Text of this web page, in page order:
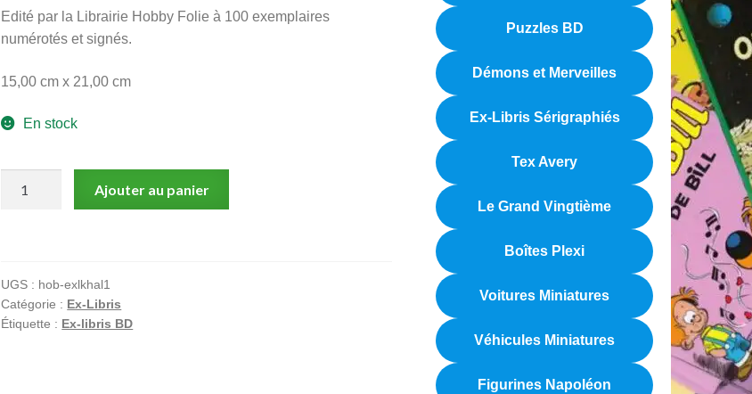
Edité par la Librairie Hobby Folie à 100 exemplaires
numérotés et signés.
15,00 cm x 21,00 cm
En stock
chroniques
de
Centrum,
Ajouter au panier
UGS : hob-exlkhal1
Catégorie : Ex-Libris
Étiquette : Ex-libris BD
Puzzles BD
Démons et Merveilles
Ex-Libris Sérigraphiés
Tex Avery
Le Grand Vingtième
Boîtes Plexi
Voitures Miniatures
Véhicules Miniatures
Figurines Napoléon